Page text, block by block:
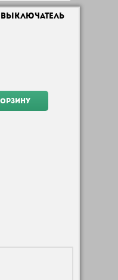
ВЫКЛЮЧАТЕЛЬ